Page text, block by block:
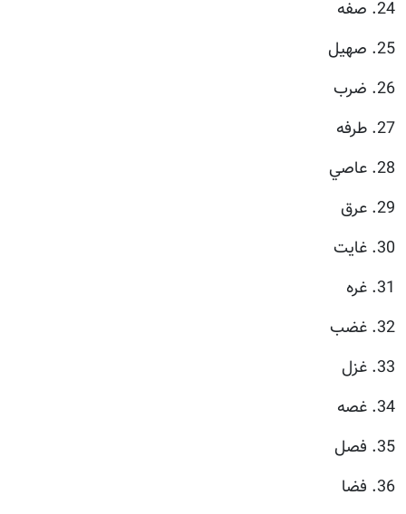
24. صفه
25. صهيل
26. ضرب
27. طرفه
28. عاصي
29. عرق
30. غايت
31. غره
32. غضب
33. غزل
34. غصه
35. فصل
36. فضا